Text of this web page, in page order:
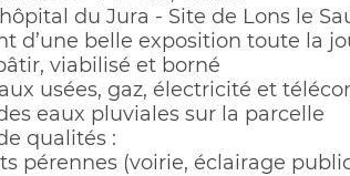
du Jura - Site de Lons le
d’une belle exposition toute la
viabilisé et borné
usées, gaz, électricité et
eaux pluviales sur la parcelle
qualités :
pérennes (voirie, éclairage